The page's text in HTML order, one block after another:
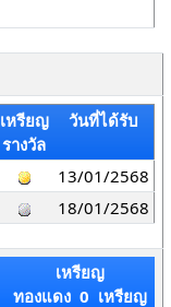
เหรียญ
รางวัล
วันที่ได้รับ
13/01/2568
18/01/2568
เหรียญ
ทองแดง 0 เหรียญ